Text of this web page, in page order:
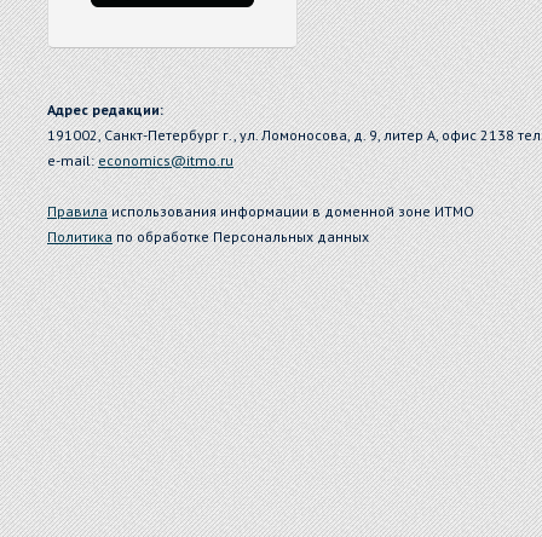
Адрес редакции:
191002, Санкт-Петербург г., ул. Ломоносова, д. 9, литер А, офис 2138
e-mail:economics@itmo.ru
Правилаиспользования информации в доменной зоне ИТМО
Политикапо обработке Персональных данных